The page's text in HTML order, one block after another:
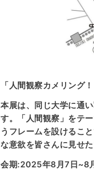
「人間観察カメリング！
本展は、同じ大学に通
す。「人間観察」をテ
うフレームを設けるこ
な意欲を皆さんに見せ
会期:2025年8月7日~8